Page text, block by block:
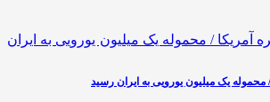
یک میلیون یورویی به ایران رسید